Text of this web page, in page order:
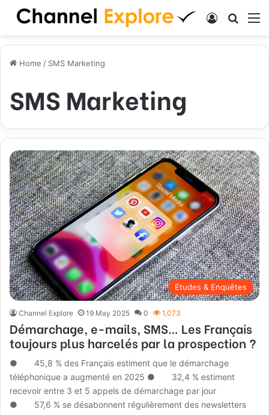
Log In
Home / SMS Marketing
SMS Marketing
Etudes & Enquêtes
Channel Explore 19 May 2025 0 1,073
Démarchage, e-mails, SMS… Les Français
toujours plus harcelés par la prospection ?
● 45,8 % des Français estiment que le démarchage
téléphonique a augmenté en 2025 ● 32,4 % estiment
recevoir entre 3 et 5 appels de démarchage par jour
● 57,6 % se désabonnent régulièrement des newsletters